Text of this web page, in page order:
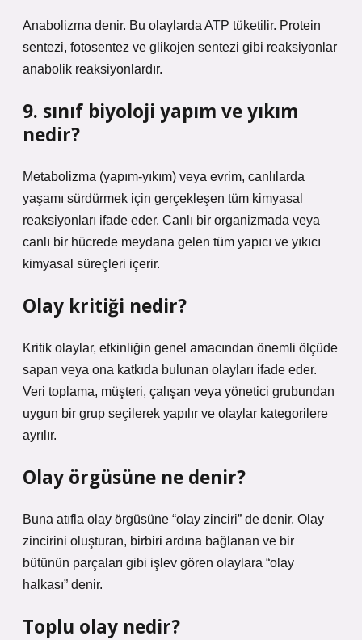
Anabolizma denir. Bu olaylarda ATP tüketilir. Protein
sentezi, fotosentez ve glikojen sentezi gibi reaksiyonlar
anabolik reaksiyonlardır.
9. sınıf biyoloji yapım ve yıkım
nedir?
Metabolizma (yapım-yıkım) veya evrim, canlılarda
yaşamı sürdürmek için gerçekleşen tüm kimyasal
reaksiyonları ifade eder. Canlı bir organizmada veya
canlı bir hücrede meydana gelen tüm yapıcı ve yıkıcı
kimyasal süreçleri içerir.
Olay kritiği nedir?
Kritik olaylar, etkinliğin genel amacından önemli ölçüde
sapan veya ona katkıda bulunan olayları ifade eder.
Veri toplama, müşteri, çalışan veya yönetici grubundan
uygun bir grup seçilerek yapılır ve olaylar kategorilere
ayrılır.
Olay örgüsüne ne denir?
Buna atıfla olay örgüsüne “olay zinciri” de denir. Olay
zincirini oluşturan, birbiri ardına bağlanan ve bir
bütünün parçaları gibi işlev gören olaylara “olay
halkası” denir.
Toplu olay nedir?